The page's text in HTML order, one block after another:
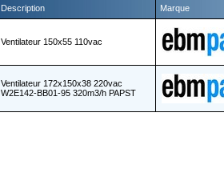
Description Marque
Ventilateur 150x55 110vac
Ventilateur 172x150x38 220vac
W2E142-BB01-95 320m3/h PAPST